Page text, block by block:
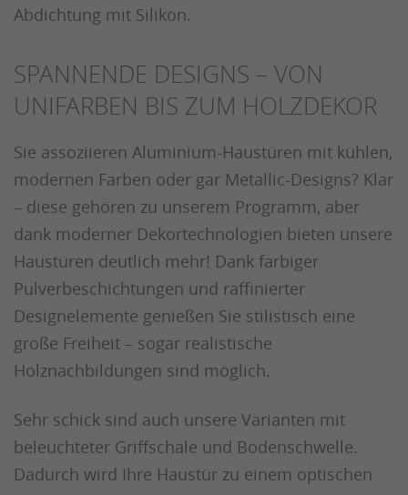
Abdichtung mit Silikon.
SPANNENDE DESIGNS – VON
UNIFARBEN BIS ZUM HOLZDEKOR
Sie assoziieren Aluminium-Haustüren mit kühlen,
modernen Farben oder gar Metallic-Designs? Klar
– diese gehören zu unserem Programm, aber
dank moderner Dekortechnologien bieten unsere
Haustüren deutlich mehr! Dank farbiger
Pulverbeschichtungen und raffinierter
Designelemente genießen Sie stilistisch eine
große Freiheit – sogar realistische
Holznachbildungen sind möglich.
Sehr schick sind auch unsere Varianten mit
beleuchteter Griffschale und Bodenschwelle.
Dadurch wird Ihre Haustür zu einem optischen